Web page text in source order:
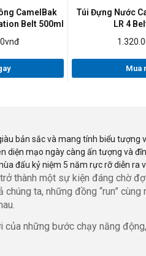
CamelBak
Belt 500ml
Túi Đựng Nước
LR 4
Mua
giàu bản sắc và mang tính biểu
diện mạo ngày càng ấn tượng và
đấu kỷ niệm 5 năm rực rỡ diễn ra
thành một sự kiện đáng chờ
ta, những đồng “run”
những bước chạy năng